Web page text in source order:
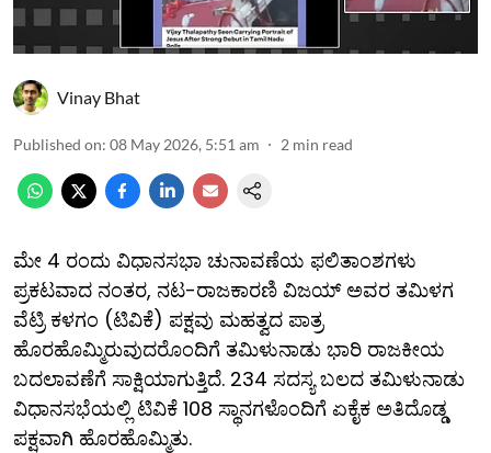
Vinay Bhat
Published on: 08 May 2026, 5:51 am 2 min read
ಮೇ 4 ರಂದು ವಿಧಾನಸಭಾ ಚುನಾವಣೆಯ ಫಲಿತಾಂಶಗಳು
ಪ್ರಕಟವಾದ ನಂತರ, ನಟ-ರಾಜಕಾರಣಿ ವಿಜಯ್ ಅವರ ತಮಿಳಗ
ವೆಟ್ರಿ ಕಳಗಂ (ಟಿವಿಕೆ) ಪಕ್ಷವು ಮಹತ್ವದ ಪಾತ್ರ
ಹೊರಹೊಮ್ಮಿರುವುದರೊಂದಿಗೆ ತಮಿಳುನಾಡು ಭಾರಿ ರಾಜಕೀಯ
ಬದಲಾವಣೆಗೆ ಸಾಕ್ಷಿಯಾಗುತ್ತಿದೆ. 234 ಸದಸ್ಯ ಬಲದ ತಮಿಳುನಾಡು
ವಿಧಾನಸಭೆಯಲ್ಲಿ ಟಿವಿಕೆ 108 ಸ್ಥಾನಗಳೊಂದಿಗೆ ಏಕೈಕ ಅತಿದೊಡ್ಡ
ಪಕ್ಷವಾಗಿ ಹೊರಹೊಮ್ಮಿತು.